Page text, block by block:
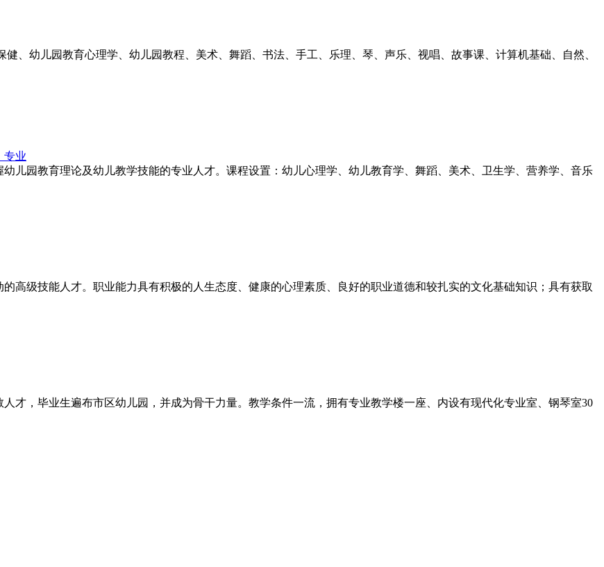
、幼儿园教育心理学、幼儿园教程、美术、舞蹈、书法、手工、乐理、琴、声乐、视唱、故事课、计算机基础、自然、
专业
儿园教育理论及幼儿教学技能的专业人才。课程设置：幼儿心理学、幼儿教育学、舞蹈、美术、卫生学、营养学、音乐
高级技能人才。职业能力具有积极的人生态度、健康的心理素质、良好的职业道德和较扎实的文化基础知识；具有获取
才，毕业生遍布市区幼儿园，并成为骨干力量。教学条件一流，拥有专业教学楼一座、内设有现代化专业室、钢琴室30